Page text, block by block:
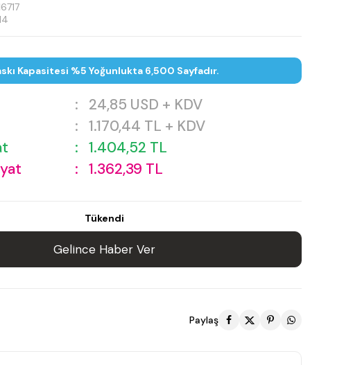
Kapasitesi %5 Yoğunlukta 6,500 Sayfadır.
: 24,85 USD + KDV
: 1.170,44 TL + KDV
: 1.404,52 TL
: 1.362,39 TL
Tükendi
Gelince Haber Ver
Paylaş